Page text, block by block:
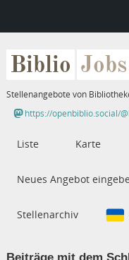
Biblio Jobs
Stellenangebote von
https://openbiblio.social/
Liste Karte
Neues Angebot
Stellenarchiv